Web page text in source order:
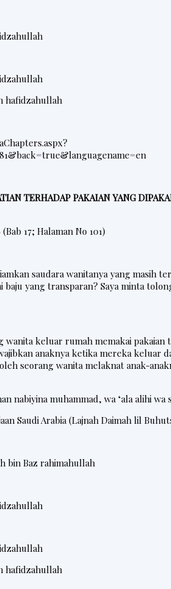
hafidzahullah
TERHADAP PAKAIAN YANG
(Bab 17; Halaman No 101)
saudara wanitanya yang masih
yang transparan? Saya minta
wanita keluar rumah memakai pakaian
anaknya ketika mereka keluar
seorang wanita melaknat anak-
nabiyina muhammad, wa ‘ala alihi wa
Saudi Arabia (Lajnah Daimah lil
bin Baz rahimahullah
hafidzahullah